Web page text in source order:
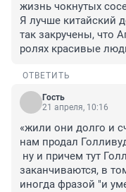
жизнь чокнутых
Я лучше китайский
так закручены, что
ролях красивые
ОТВЕТИТЬ
Гость
21 апреля, 10:16
«жили они долго и
нам продал
ну и причем тут
заканчиваются, в
иногда фразой "и